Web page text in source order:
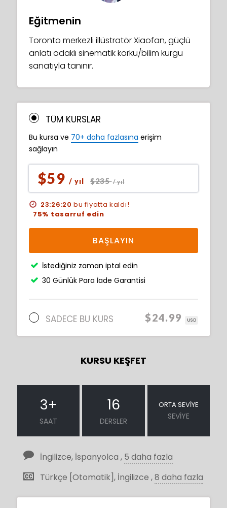
Eğitmenin
Toronto merkezli illüstratör Xiaofan, güçlü
anlatı odaklı sinematik korku/bilim kurgu
sanatıyla tanınır.
TÜM KURSLAR
Bu kursa ve 70+ daha fazlasına erişim
sağlayın
$59 / yıl $235/ yıl
23:26:18 bu fiyatta kaldı!
75% tasarruf edin
BAŞLAYIN
İstediğiniz zaman iptal edin
30 Günlük Para İade Garantisi
SADECE BU KURS $24.99 USD
KURSU KEŞFET
3+
SAAT
16
DERSLER
ORTA SEVIYE
SEVIYE
İngilizce, İspanyolca , 5 daha fazla
Türkçe [Otomatik], İngilizce ,8 daha fazla